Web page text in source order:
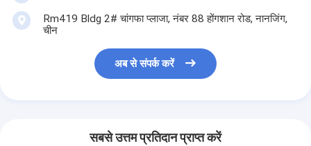
Rm419 Bldg 2# चांगफा प्लाजा, नंबर 88 होंगशान रोड, नानजिंग,
चीन
अब से संपर्क करें
सबसे उत्तम प्रतिदान प्राप्त करें